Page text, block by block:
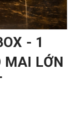
- 1
MAI LỚN